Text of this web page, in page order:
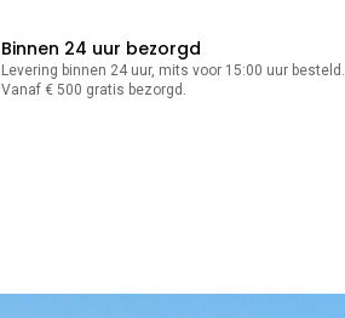
Binnen 24 uur bezorgd
Levering binnen 24 uur, mits voor 15:00 uur besteld.
Vanaf € 500 gratis bezorgd.